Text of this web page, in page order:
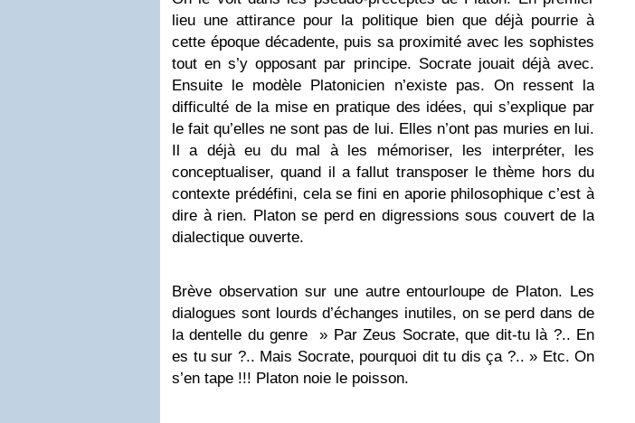
lieu une attirance pour la politique bien que déjà pourrie à
cette époque décadente, puis sa proximité avec les sophistes
tout en s’y opposant par principe. Socrate jouait déjà avec.
Ensuite le modèle Platonicien n’existe pas. On ressent la
difficulté de la mise en pratique des idées, qui s’explique par
le fait qu’elles ne sont pas de lui. Elles n’ont pas muries en lui.
Il a déjà eu du mal à les mémoriser, les interpréter, les
conceptualiser, quand il a fallut transposer le thème hors du
contexte prédéfini, cela se fini en aporie philosophique c’est à
dire à rien. Platon se perd en digressions sous couvert de la
dialectique ouverte.
Brève observation sur une autre entourloupe de Platon. Les
dialogues sont lourds d’échanges inutiles, on se perd dans de
la dentelle du genre » Par Zeus Socrate, que dit-tu là ?.. En
es tu sur ?.. Mais Socrate, pourquoi dit tu dis ça ?.. » Etc. On
s’en tape !!! Platon noie le poisson.